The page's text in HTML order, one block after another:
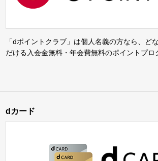
「dポイントクラブ」は個人名義の方なら、ど
だける入会金無料・年会費無料のポイントプロ
dカード